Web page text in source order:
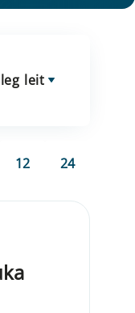
leit
12 24